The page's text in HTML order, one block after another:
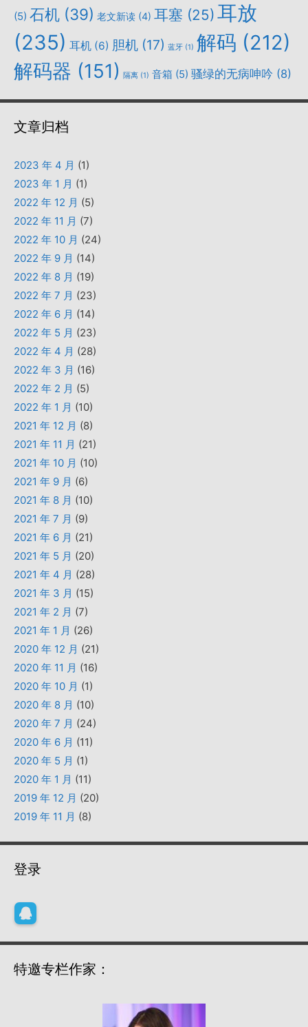
(5) 石机 (39) 老文新读 (4) 耳塞 (25) 耳放
(235) 耳机 (6) 胆机 (17) 蓝牙 (1) 解码 (212)
解码器 (151) 隔离 (1) 音箱 (5) 骚绿的无病呻吟 (8)
文章归档
2023 年 4 月 (1)
2023 年 1 月 (1)
2022 年 12 月 (5)
2022 年 11 月 (7)
2022 年 10 月 (24)
2022 年 9 月 (14)
2022 年 8 月 (19)
2022 年 7 月 (23)
2022 年 6 月 (14)
2022 年 5 月 (23)
2022 年 4 月 (28)
2022 年 3 月 (16)
2022 年 2 月 (5)
2022 年 1 月 (10)
2021 年 12 月 (8)
2021 年 11 月 (21)
2021 年 10 月 (10)
2021 年 9 月 (6)
2021 年 8 月 (10)
2021 年 7 月 (9)
2021 年 6 月 (21)
2021 年 5 月 (20)
2021 年 4 月 (28)
2021 年 3 月 (15)
2021 年 2 月 (7)
2021 年 1 月 (26)
2020 年 12 月 (21)
2020 年 11 月 (16)
2020 年 10 月 (1)
2020 年 8 月 (10)
2020 年 7 月 (24)
2020 年 6 月 (11)
2020 年 5 月 (1)
2020 年 1 月 (11)
2019 年 12 月 (20)
2019 年 11 月 (8)
登录
特邀专栏作家：